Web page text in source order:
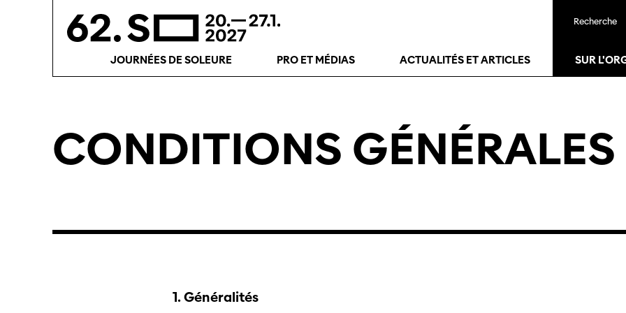
Recherche
JOURNÉES DE SOLEURE PRO ET MÉDIAS ACTUALITÉS ET ARTICLES SUR
CONDITIONS GÉNÉRALES
1. Généralités